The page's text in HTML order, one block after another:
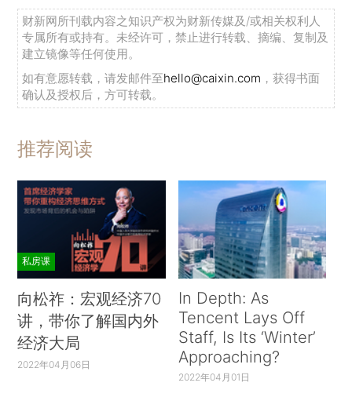
财新网所刊载内容之知识产权为财新传媒及/或相关权利人
专属所有或持有。未经许可，禁止进行转载、摘编、复制及
建立镜像等任何使用。
如有意愿转载，请发邮件至hello@caixin.com ，获得书面
确认及授权后，方可转载。
推荐阅读
私房课
向松祚：宏观经济70
讲，带你了解国内外
经济大局
2022年04月06日
In Depth: As
Tencent Lays Off
Staff, Is Its ‘Winter’
Approaching?
2022年04月01日